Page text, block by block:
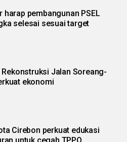
harap pembangunan PSEL
selesai sesuai target
ekonomi
Cirebon perkuat edukasi